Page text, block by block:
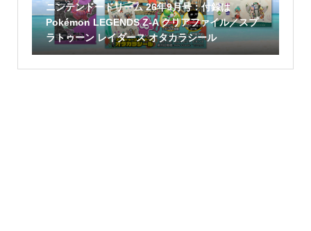
ニンテンドードリーム 26年9月号：付録は
Pokémon LEGENDS Z-A クリアファイル／スプ
ラトゥーン レイダース オタカラシール